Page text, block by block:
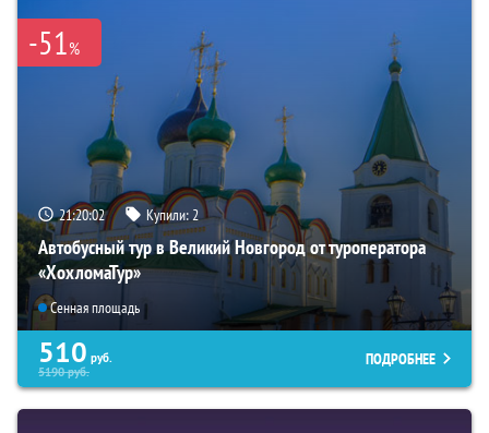
-51%
21:20:01 Купили:2
Автобусный тур в Великий Новгород от туроператора
«ХохломаТур»
Сенная площадь
510 руб.
5190руб.
ПОДРОБНЕЕ